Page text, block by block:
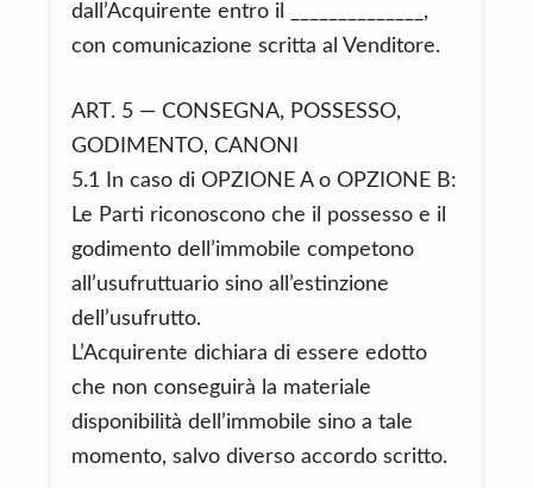
dall’Acquirente entro il ______________,
con comunicazione scritta al Venditore.
ART. 5 — CONSEGNA, POSSESSO,
GODIMENTO, CANONI
5.1 In caso di OPZIONE A o OPZIONE B:
Le Parti riconoscono che il possesso e il
godimento dell’immobile competono
all’usufruttuario sino all’estinzione
dell’usufrutto.
L’Acquirente dichiara di essere edotto
che non conseguirà la materiale
disponibilità dell’immobile sino a tale
momento, salvo diverso accordo scritto.